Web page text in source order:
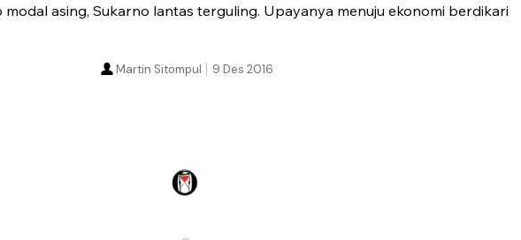
asing, Sukarno lantas terguling. Upayanya menuju ekonomi berdikari
9 Des 2016
Martin Sitompul